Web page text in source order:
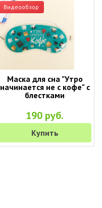
Видеообзор
Маска для сна "Утро
начинается не с кофе" с
блестками
190 руб.
Купить